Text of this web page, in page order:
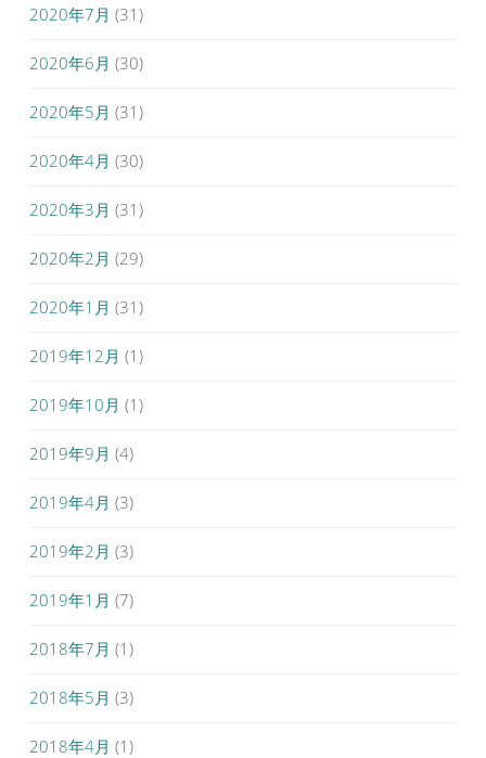
2020年7月 (31)
2020年6月 (30)
2020年5月 (31)
2020年4月 (30)
2020年3月 (31)
2020年2月 (29)
2020年1月 (31)
2019年12月 (1)
2019年10月 (1)
2019年9月 (4)
2019年4月 (3)
2019年2月 (3)
2019年1月 (7)
2018年7月 (1)
2018年5月 (3)
2018年4月 (1)